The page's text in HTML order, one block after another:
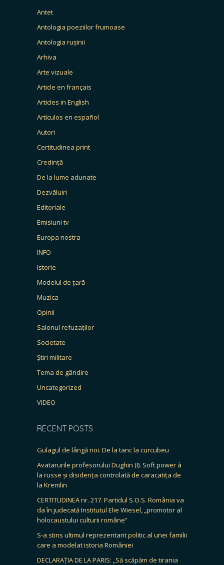
Antet
Antologia poeziilor frumoase
Antologia rușinii
Arhiva
Arte vizuale
Article en français
Articles in English
Artículos en español
Autori
Certitudinea print
Credință
De la lume adunate
Dezvăluiri
Editoriale
Emisiuni tv
Europa nostra
INFO
Istorie
Modelul de țară
Muzica
Opinii
Salonul refuzaților
Societate
Știri militare
Tema de gândire
Uncategorized
VIDEO
RECENT POSTS
Gulagul de lângă noi. De la tanc la curcubeu
Avatarurile profesorului Dughin (I). Soft power à
la russe și disidența controlată de caracatița de
la Kremlin
CERTITUDINEA nr. 217. Partidul S.O.S. România va
da în judecată Institutul Elie Wiesel, „promotor al
holocaustului culturii române”
S-a stins ultimul reprezentant politic al unei familii
care a modelat istoria României
DECLARAȚIA DE LA PARIS: „Să scăpăm de tirania